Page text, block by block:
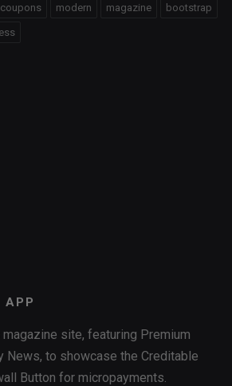
coupons modern magazine bootstrap
APP
site, featuring Premium
News, to showcase the Creditable
Button for micropayments.